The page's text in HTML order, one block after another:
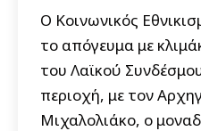
Ο Κοινωνικός
το απόγευμα με
του Λαϊκού
περιοχή, με τον
Μιχαλολιάκο, ο